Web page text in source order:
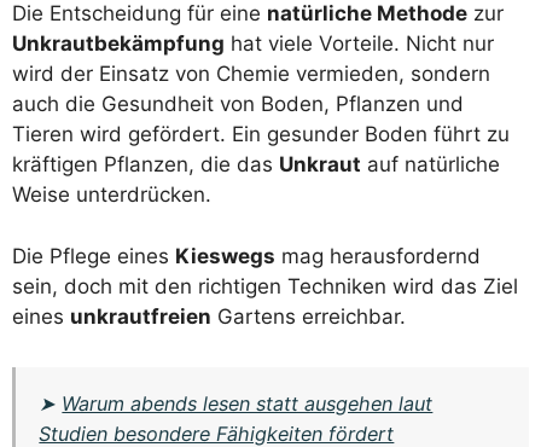
Die Entscheidung für eine natürliche Methode zur
Unkrautbekämpfung hat viele Vorteile. Nicht nur
wird der Einsatz von Chemie vermieden, sondern
auch die Gesundheit von Boden, Pflanzen und
Tieren wird gefördert. Ein gesunder Boden führt zu
kräftigen Pflanzen, die das Unkraut auf natürliche
Weise unterdrücken.
Die Pflege eines Kieswegs mag herausfordernd
sein, doch mit den richtigen Techniken wird das Ziel
eines unkrautfreien Gartens erreichbar.
➤ Warum abends lesen statt ausgehen laut
Studien besondere Fähigkeiten fördert